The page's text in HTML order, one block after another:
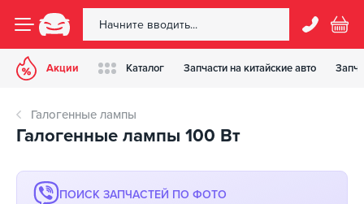
Акции Каталог Запчасти на китайские авто
Галогенные лампы
Галогенные лампы 100 Вт
ПОИСК ЗАПЧАСТЕЙ ПО ФОТО